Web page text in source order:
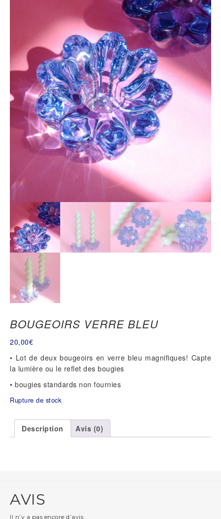
BOUGEOIRS VERRE BLEU
20,00€
• Lot de deux bougeoirs en verre bleu magnifiques! Capte
la lumière ou le reflet des bougies
• bougies standards non fournies
Rupture de stock
Description Avis (0)
AVIS
Il n’y a pas encore d’avis.